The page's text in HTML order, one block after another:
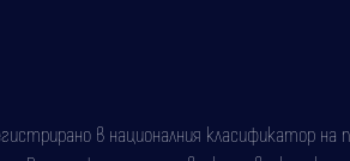
в националния класификатор на